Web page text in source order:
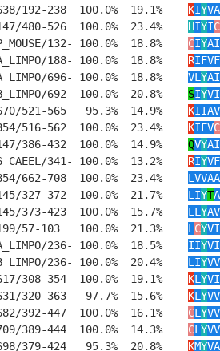
192-238  100.0%  19.1% KIYVA
480-526  100.0%  23.4% HIYIC
132- 100.0%  18.8% CIYAI
188- 100.0%  18.8% RIFVF
696- 100.0%  18.8% VL YAI
692- 100.0%  20.8% SIYVI
521-565   95.3%  14.9% KIIAV
516-562  100.0%  23.4% KIFVC
386-432  100.0%  14.9% QVYAI
341- 100.0%  13.2% RIYVF
662-708  100.0%  23.4% LVVAA
327-372  100.0%  21.7% LIYTA
373-423  100.0%  15.7% LL YAV
57-103   100.0%  21.3% L CYVI
236- 100.0%  18.5% IIYVI
236- 100.0%  20.4% LIYVV
308-354  100.0%  19.1% KL YVI
320-363   97.7%  15.6% KL YVV
392-447  100.0%  16.1% CL YVV
389-444  100.0%  14.3% CL YVV
379-424   95.3%  20.8% KMYVA